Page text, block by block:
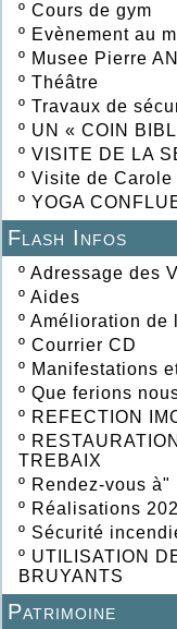
º Cours de gym
º Evènement au
º Musee Pierre
º Théâtre
º Travaux de
º UN « COIN
º VISITE DE LA
º Visite de Carole
º YOGA
Flash Infos
º Adressage des
º Aides
º Amélioration de
º Courrier CD
º Manifestations
º Que ferions
º REFECTION
º
TREBAIX
º Rendez-vous à"
º Réalisations
º Sécurité
º UTILISATION
BRUYANTS
Patrimoine